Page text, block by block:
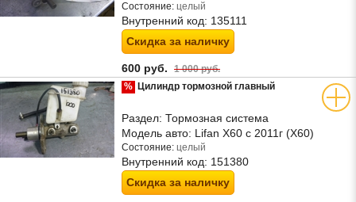
Состояние: целый
Внутренний код: 135111
Скидка за наличку
600 руб. 1 000 руб.
% Цилиндр тормозной главный
Раздел: Тормозная система
Модель авто: Lifan X60 с 2011г (Х60)
Состояние: целый
Внутренний код: 151380
Скидка за наличку